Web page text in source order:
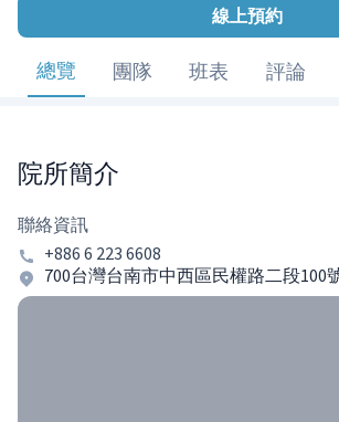
線上預約
總覽 團隊 班表 評論
院所簡介
聯絡資訊
+886 6 223 6608
700台灣台南市中西區民權路二段100